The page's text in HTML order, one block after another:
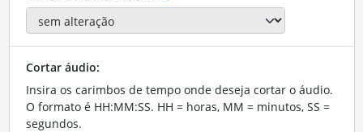
Cortar áudio:
Insira os carimbos de tempo onde deseja cortar o áudio.
O formato é HH:MM:SS. HH = horas, MM = minutos, SS =
segundos.